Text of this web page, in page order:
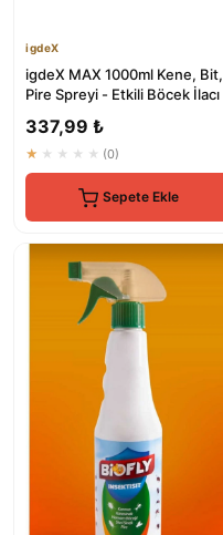
igdeX
igdeX MAX 1000ml Kene, Bit,
Pire Spreyi - Etkili Böcek İlacı
337,99 ₺
★★★★★ (0)
Sepete Ekle